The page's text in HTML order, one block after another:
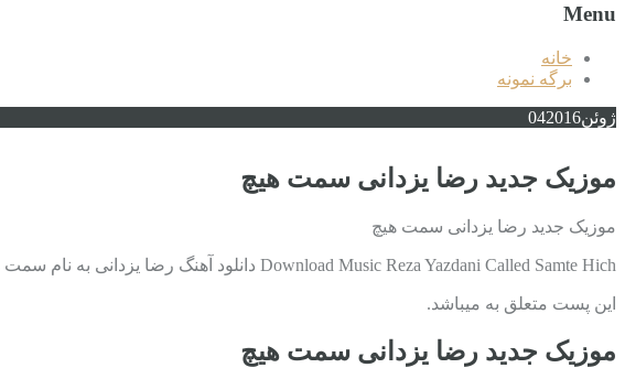
Menu
خانه
برگه نمونه
ژوئن 042016
موزیک جدید رضا یزدانی سمت هیچ
موزیک جدید رضا یزدانی سمت هیچ
Download Music Reza Yazdani Called Samte Hich دانلود آهنگ رضا یزدانی به نام سمت هیچ با کیفیت بالا دانلود در ادامه مطلب متن آهنگ رضا …
این پست متعلق به میباشد.
موزیک جدید رضا یزدانی سمت هیچ